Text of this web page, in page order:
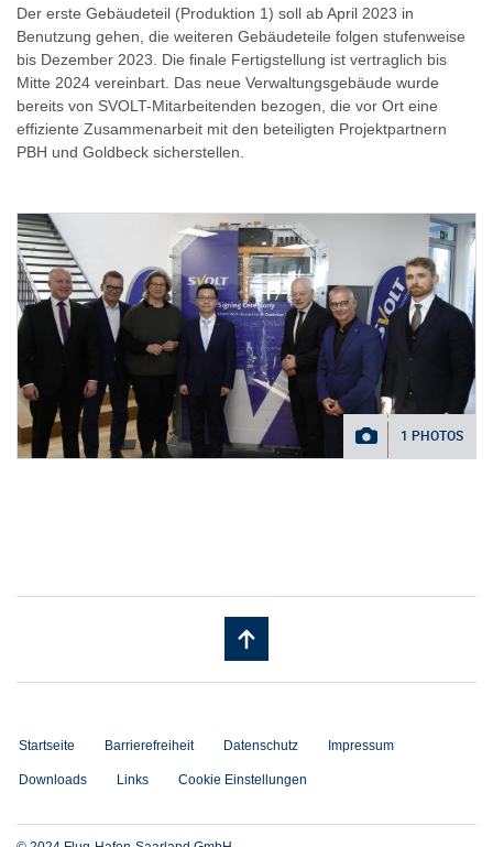
Der erste Gebäudeteil (Produktion 1) soll ab April 2023 in
Benutzung gehen, die weiteren Gebäudeteile folgen stufenweise
bis Dezember 2023. Die finale Fertigstellung ist vertraglich bis
Mitte 2024 vereinbart. Das neue Verwaltungsgebäude wurde
bereits von SVOLT-Mitarbeitenden bezogen, die vor Ort eine
effiziente Zusammenarbeit mit den beteiligten Projektpartnern
PBH und Goldbeck sicherstellen.
1 PHOTOS
Startseite Barrierefreiheit Datenschutz Impressum
Downloads Links Cookie Einstellungen